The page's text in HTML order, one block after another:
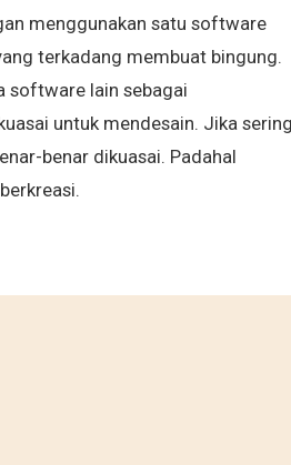
menggunakan satu software
terkadang membuat bingung.
software lain sebagai
untuk mendesain. Jika
benar dikuasai. Padahal